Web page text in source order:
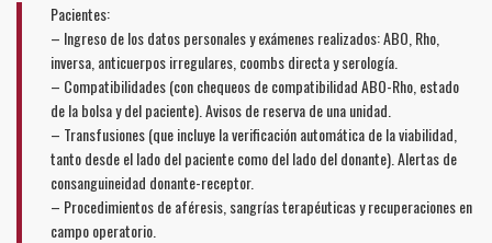
Pacientes:
– Ingreso de los datos personales y exámenes realizados: ABO, Rho,
inversa, anticuerpos irregulares, coombs directa y serología.
– Compatibilidades (con chequeos de compatibilidad ABO-Rho, estado
de la bolsa y del paciente). Avisos de reserva de una unidad.
– Transfusiones (que incluye la verificación automática de la viabilidad,
tanto desde el lado del paciente como del lado del donante). Alertas de
consanguineidad donante-receptor.
– Procedimientos de aféresis, sangrías terapéuticas y recuperaciones en
campo operatorio.